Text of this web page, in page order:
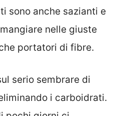
sono anche sazianti e
nelle giuste
portatori di fibre.
serio sembrare di
i carboidrati.